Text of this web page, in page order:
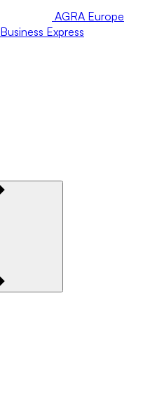
AGRA Europe
Business Express